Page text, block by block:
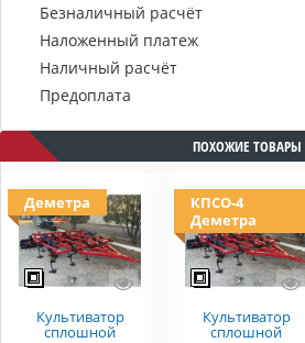
Безналичный расчёт
Наложенный платеж
Наличный расчёт
Предоплата
ПОХОЖИЕ ТОВАРЫ
Деметра
Культиватор
сплошной
КПСО-4
Деметра
Культиватор
сплошной